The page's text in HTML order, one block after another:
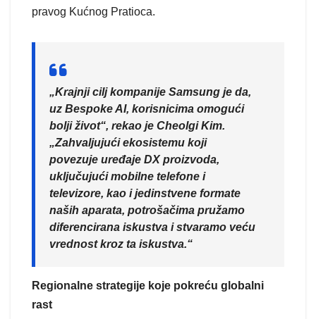
pravog Kućnog Pratioca.
„Krajnji cilj kompanije Samsung je da,
uz Bespoke AI, korisnicima omogući
bolji život“, rekao je Cheolgi Kim.
„Zahvaljujući ekosistemu koji
povezuje uređaje DX proizvoda,
uključujući mobilne telefone i
televizore, kao i jedinstvene formate
naših aparata, potrošačima pružamo
diferencirana iskustva i stvaramo veću
vrednost kroz ta iskustva.“
Regionalne strategije koje pokreću globalni
rast